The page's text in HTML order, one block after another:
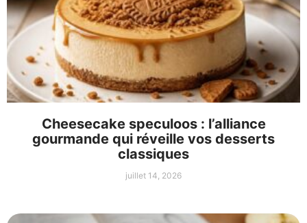
Cheesecake speculoos : l’alliance
gourmande qui réveille vos desserts
classiques
juillet 14, 2026